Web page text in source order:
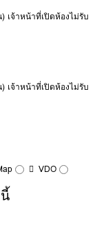
เจ้าหน้าที่เปิดห้องไม่รับ
เจ้าหน้าที่เปิดห้องไม่รับ
VDO